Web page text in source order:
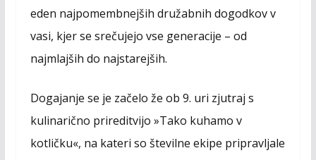
eden najpomembnejših družabnih dogodkov v
vasi, kjer se srečujejo vse generacije – od
najmlajših do najstarejših.
Dogajanje se je začelo že ob 9. uri zjutraj s
kulinarično prireditvijo »Tako kuhamo v
kotličku«, na kateri so številne ekipe pripravljale